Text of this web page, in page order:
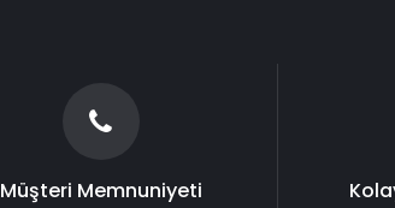
Müşteri Memnuniyeti